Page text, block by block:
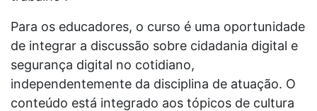
Para os educadores, o curso é uma oportunidade
de integrar a discussão sobre cidadania digital e
segurança digital no cotidiano,
independentemente da disciplina de atuação. O
conteúdo está integrado aos tópicos de cultura